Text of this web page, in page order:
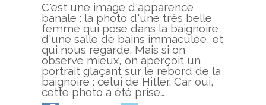
C'est une image d'apparence
banale : la photo d'une très belle
femme qui pose dans la baignoire
d'une salle de bains immaculée, et
qui nous regarde. Mais si on
observe mieux, on aperçoit un
portrait glaçant sur le rebord de la
baignoire : celui de Hitler. Car oui,
cette photo a été prise…